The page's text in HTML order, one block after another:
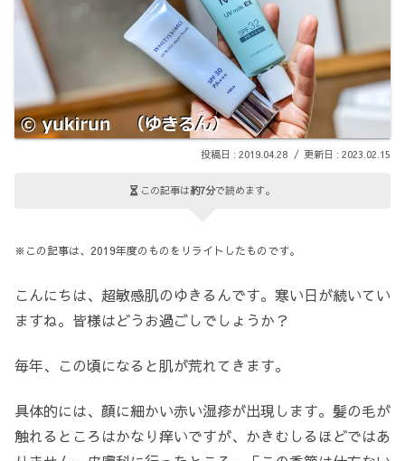
2019.04.28 2023.02.15
この記事は約7分で読めます。
※この記事は、2019年度のものをリライトしたものです。
こんにちは、超敏感肌のゆきるんです。寒い日が続いてい
ますね。皆様はどうお過ごしでしょうか？
毎年、この頃になると肌が荒れてきます。
具体的には、顔に細かい赤い湿疹が出現します。髪の毛が
触れるところはかなり痒いですが、かきむしるほどではあ